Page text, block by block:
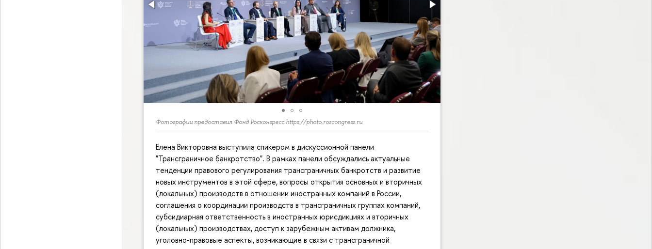
Фотографии предоставил Фонд Росконгресс https://photo.roscongress.ru
Елена Викторовна выступила спикером в дискуссионной панели
"Трансграничное банкротство". В рамках панели обсуждались актуальные
тенденции правового регулирования трансграничных банкротств и развитие
новых инструментов в этой сфере, вопросы открытия основных и вторичных
(локальных) производств в отношении иностранных компаний в России,
соглашения о координации производств в трансграничных группах компаний,
субсидиарная ответственность в иностранных юрисдикциях и вторичных
(локальных) производствах, доступ к зарубежным активам должника,
уголовно-правовые аспекты, возникающие в связи с трансграничной